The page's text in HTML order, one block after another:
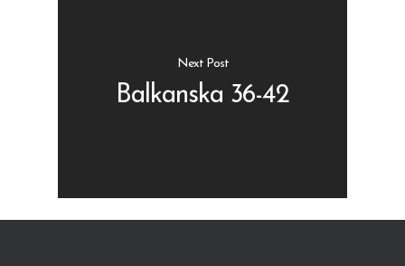
Next Post
Balkanska 36-42Paketi proizvoda